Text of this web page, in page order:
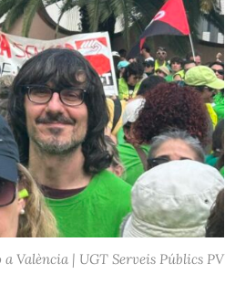
València | UGT Serveis Públics PV